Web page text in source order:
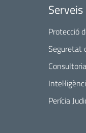
Serveis
Protecció
Seguretat
Perícia